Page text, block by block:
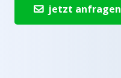
jetzt anfragen